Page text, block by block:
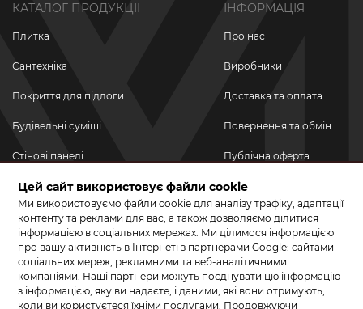
КАТАЛОГ ПРОДУКЦІЇ
Плитка
Сантехніка
Покриття для підлоги
Будівельні суміші
Стінові панелі
Новинки
Акційні товари
Акції/Знижки
ІНФОРМАЦІЯ
Про нас
Виробники
Доставка та оплата
Повернення та обмін
Публічна оферта
Політика
конфіденційності
ПРИЄДНУЙТЕСЬ ДО НАС У СОЦМЕРЕЖАХ
Цей сайт використовує файли cookie
Ми використовуємо файли cookie для аналізу трафіку, адаптації
контенту та реклами для вас, а також дозволяємо ділитися
інформацією в соціальних мережах. Ми ділимося інформацією
про вашу активність в Інтернеті з партнерами Google: сайтами
соціальних мереж, рекламними та веб-аналітичними
компаніями. Наші партнери можуть поєднувати цю інформацію
з інформацією, яку ви надаєте, і даними, які вони отримують,
коли ви користуєтеся їхніми послугами. Продовжуючи